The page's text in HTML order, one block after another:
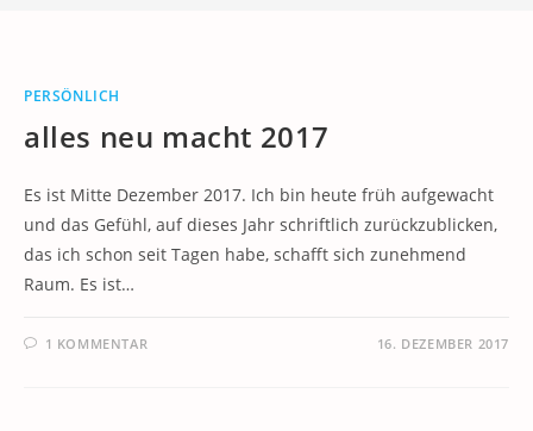
PERSÖNLICH
alles neu macht 2017
Es ist Mitte Dezember 2017. Ich bin heute früh aufgewacht
und das Gefühl, auf dieses Jahr schriftlich zurückzublicken,
das ich schon seit Tagen habe, schafft sich zunehmend
Raum. Es ist…
1 KOMMENTAR 16. DEZEMBER 2017